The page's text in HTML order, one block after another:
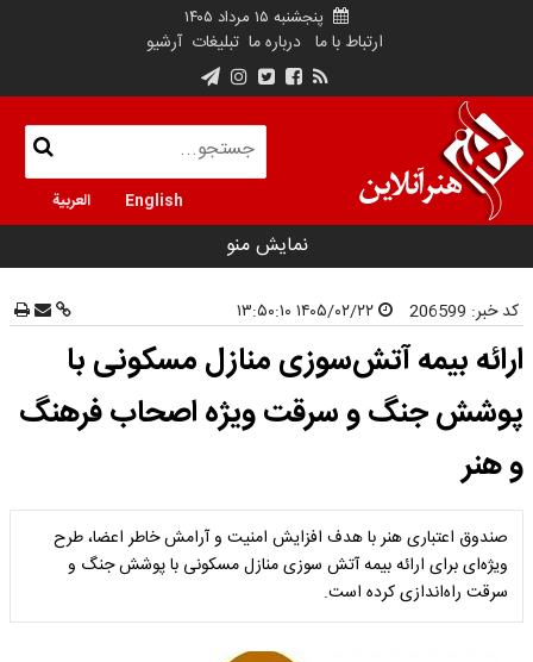
پنجشنبه ۱۵ مرداد ۱۴۰۵
ارتباط با ما درباره ما تبلیغات آرشیو
English العربية
نمایش منو
کد خبر: 206599
ارائه بیمه آتش‌سوزی منازل مسکونی با
پوشش جنگ و سرقت ویژه اصحاب فرهنگ
و هنر
صندوق اعتباری هنر با هدف افزایش امنیت و آرامش خاطر اعضا، طرح
ویژه‌ای برای ارائه بیمه آتش سوزی منازل مسکونی با پوشش جنگ و
سرقت راه‌اندازی کرده است.